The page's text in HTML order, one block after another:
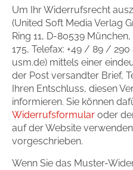
Um Ihr Widerrufsrecht
(United Soft Media Verlag
Ring 11, D-80539
175, Telefax: +49 / 89 / 290
usm.de) mittels einer
der Post versandter Brief,
Ihren Entschluss, diesen
informieren. Sie können
Widerrufsformular oder
auf der Website
vorgeschrieben.
Wenn Sie das Muster-